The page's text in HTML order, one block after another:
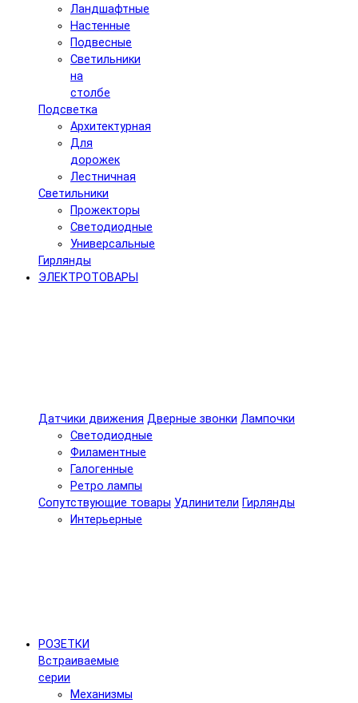
Ландшафтные
Настенные
Подвесные
Светильники
на
столбе
Подсветка
Архитектурная
Для
дорожек
Лестничная
Светильники
Прожекторы
Светодиодные
Универсальные
Гирлянды
ЭЛЕКТРОТОВАРЫ
Датчики движения Дверные звонки Лампочки
Светодиодные
Филаментные
Галогенные
Ретро лампы
Сопутствующие товары Удлинители Гирлянды
Интерьерные
РОЗЕТКИ
Встраиваемые
серии
Механизмы